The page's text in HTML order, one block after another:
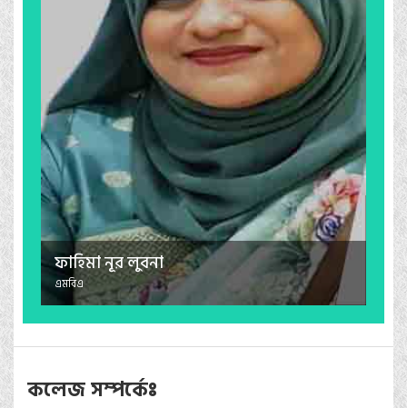
ফাহিমা নূর লুবনা
এমবিএ
কলেজ সম্পর্কেঃ